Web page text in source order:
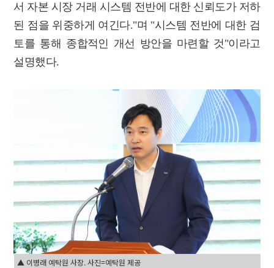
서 자본 시장 거래 시스템 전반에 대한 신뢰도가 저하
된 점을 위중하게 여긴다."며 "시스템 전반에 대한 검
토를 통해 종합적인 개선 방안을 마련할 것"이라고
설명했다.
▲ 이병래 예탁원 사장. 사진=예탁원 제공